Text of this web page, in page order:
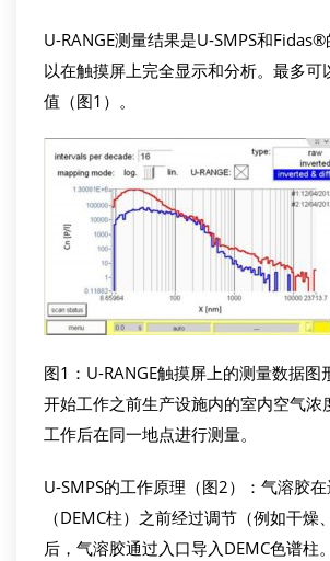
U-RANGE测量结果是U‐SMPS和
以在触摸屏上完全显示和分析。最多可
值（图1）。
图1：U-RANGE触摸屏上的测量数据图
开始工作之前生产设施内的室内空气浓
工作后在同一地点进行测量。
U-SMPS的工作原理（图2）：气溶胶
（DEMC柱）之前经过调节（例如干燥
后，气溶胶通过入口导入DEMC色谱柱